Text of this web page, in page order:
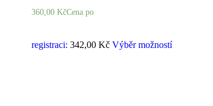
360,00 KčCena po
registraci: 342,00 Kč Výběr možností